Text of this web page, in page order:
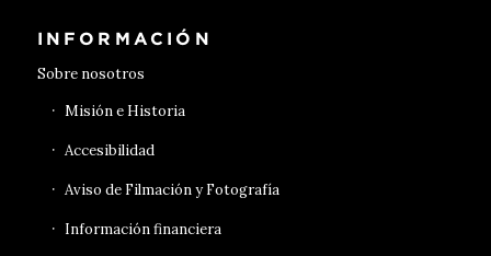
INFORMACIÓN
Sobre nosotros
Misión e Historia
Accesibilidad
Aviso de Filmación y Fotografía
Información financiera